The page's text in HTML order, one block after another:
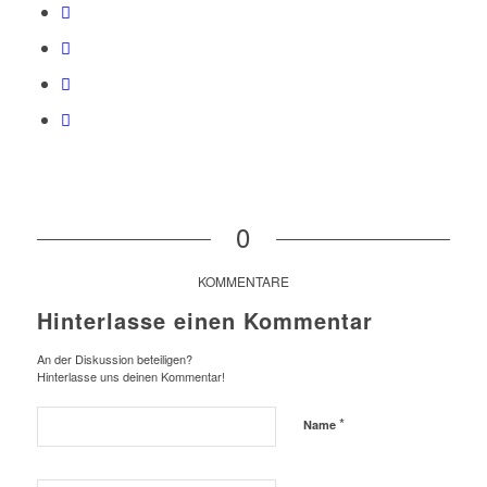
0
KOMMENTARE
Hinterlasse einen Kommentar
An der Diskussion beteiligen?
Hinterlasse uns deinen Kommentar!
Name *